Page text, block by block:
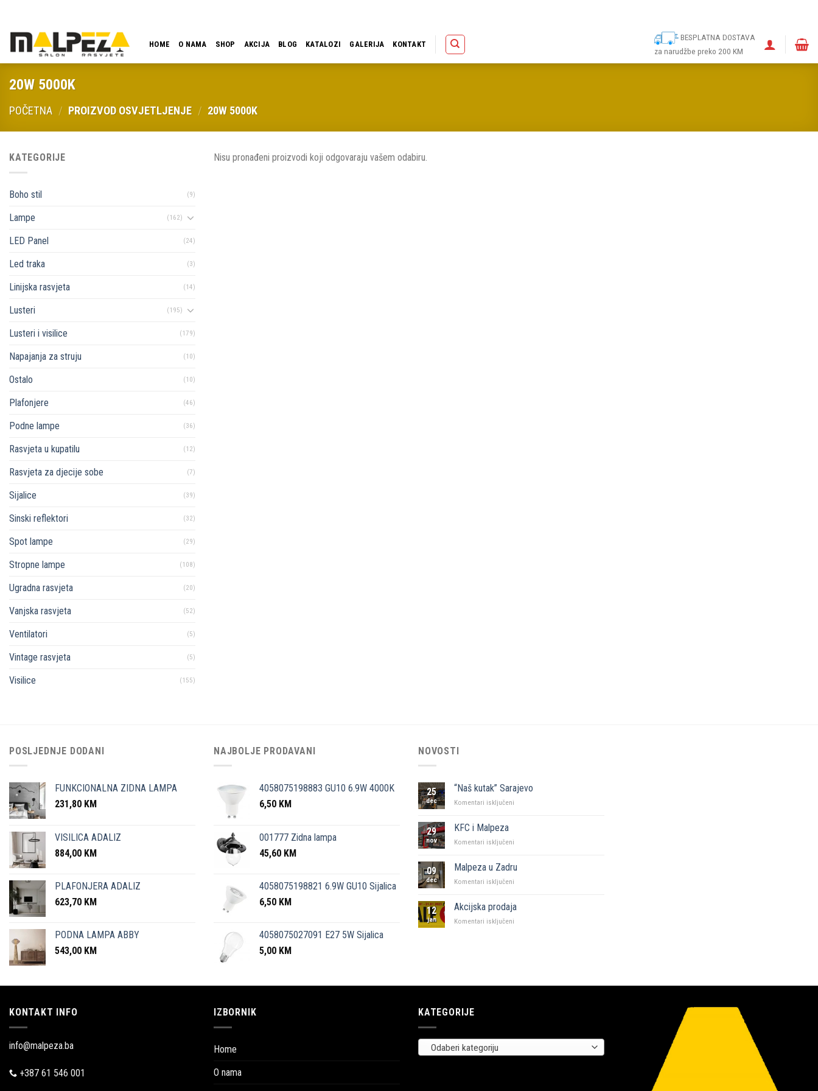
content
HOME O NAMA SHOP AKCIJA BLOG KATALOZI GALERIJA KONTAKT
BESPLATNA DOSTAVA
za narudžbe preko 200 KM
20W 5000K
POČETNA / PROIZVOD OSVJETLJENJE / 20W 5000K
KATEGORIJE
Boho stil (9)
Lampe (162)
LED Panel (24)
Led traka (3)
Linijska rasvjeta (14)
Lusteri (195)
Lusteri i visilice (179)
Napajanja za struju (10)
Ostalo (10)
Plafonjere (46)
Podne lampe (36)
Rasvjeta u kupatilu (12)
Rasvjeta za djecije sobe (7)
Sijalice (39)
Sinski reflektori (32)
Spot lampe (29)
Stropne lampe (108)
Ugradna rasvjeta (20)
Vanjska rasvjeta (52)
Ventilatori (5)
Vintage rasvjeta (5)
Visilice (155)
Nisu pronađeni proizvodi koji odgovaraju vašem odabiru.
POSLJEDNJE DODANI
FUNKCIONALNA ZIDNA LAMPA
231,80 KM
VISILICA ADALIZ
884,00 KM
PLAFONJERA ADALIZ
623,70 KM
PODNA LAMPA ABBY
543,00 KM
NAJBOLJE PRODAVANI
4058075198883 GU10 6.9W 4000K
6,50 KM
001777 Zidna lampa
45,60 KM
4058075198821 6.9W GU10 Sijalica
6,50 KM
4058075027091 E27 5W Sijalica
5,00 KM
NOVOSTI
25
dec
“Naš kutak” Sarajevo
Komentari isključeni
29
nov
KFC i Malpeza
Komentari isključeni
Malpeza
09
dec
Malpeza u Zadru
Komentari isključeni
Zadru
12
jan
Akcijska prodaja
Komentari isključeni
KONTAKT INFO
info@malpeza.ba
+387 61 546 001
IZBORNIK
Home
O nama
KATEGORIJE
Odaberi kategoriju